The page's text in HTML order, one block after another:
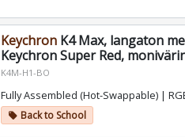
KeychronK4 Max, langaton
Keychron Super Red,
K4M-H1-BO
Fully Assembled (Hot-Swappable) |
local_offer Back to School